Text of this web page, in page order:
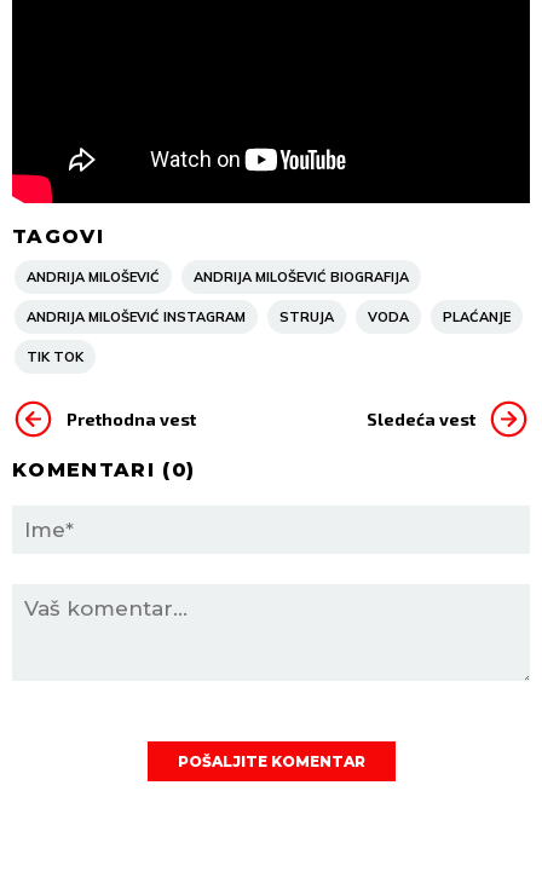
TAGOVI
ANDRIJA MILOŠEVIĆ ANDRIJA MILOŠEVIĆ BIOGRAFIJA
ANDRIJA MILOŠEVIĆ INSTAGRAM STRUJA VODA PLAĆANJE
TIK TOK
Prethodna vest Sledeća vest
KOMENTARI (0)
POŠALJITE KOMENTAR